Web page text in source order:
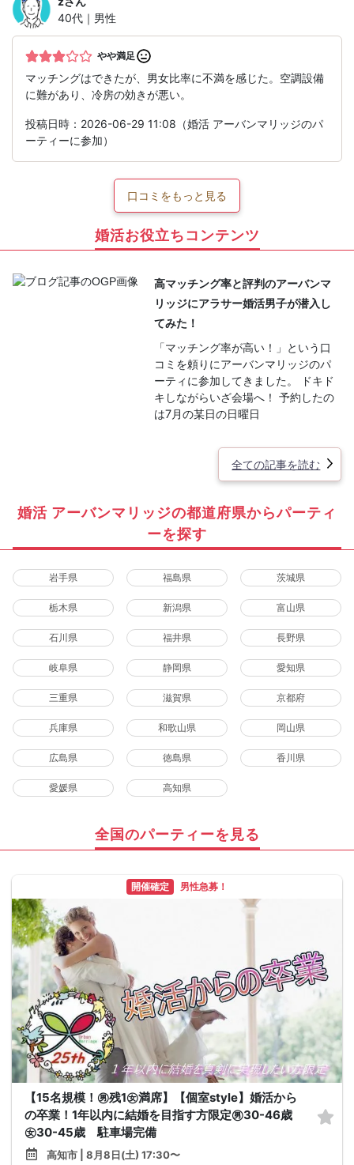
40代｜男性
やや満足
マッチングはできたが、男女比率に不満を感じた。空調設備
に難があり、冷房の効きが悪い。
投稿日時：2026-06-29 11:08（婚活 アーバンマリッジのパ
ーティーに参加）
口コミをもっと見る
婚活お役立ちコンテンツ
高マッチング率と評判のアーバンマ
リッジにアラサー婚活男子が潜入し
てみた！
「マッチング率が高い！」という口
コミを頼りにアーバンマリッジのパ
ーティに参加してきました。 ドキド
キしながらいざ会場へ！ 予約したの
は7月の某日の日曜日
全ての記事を読む
婚活 アーバンマリッジの都道府県からパーティ
ーを探す
岩手県 福島県 茨城県
栃木県 新潟県 富山県
石川県 福井県 長野県
岐阜県 静岡県 愛知県
三重県 滋賀県 京都府
兵庫県 和歌山県 岡山県
広島県 徳島県 香川県
愛媛県 高知県
全国のパーティーを見る
開催確定 男性急募！
【15名規模！㊚残1㊛満席】【個室style】婚活から
の卒業！1年以内に結婚を目指す方限定㊚30-46歳
㊛30-45歳 駐車場完備
高知市 | 8月8日(土) 17:30〜